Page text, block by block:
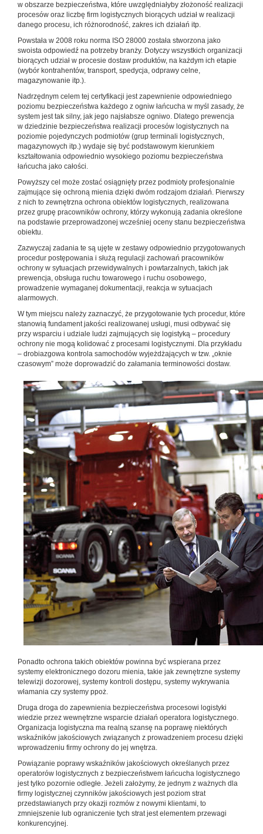
w obszarze bezpieczeństwa, które uwzględniałyby złożoność realizacji
procesów oraz liczbę firm logistycznych biorących udział w realizacji
danego procesu, ich różnorodność, zakres ich działań itp.
Powstała w 2008 roku norma ISO 28000 została stworzona jako
swoista odpowiedź na potrzeby branży. Dotyczy wszystkich organizacji
biorących udział w procesie dostaw produktów, na każdym ich etapie
(wybór kontrahentów, transport, spedycja, odprawy celne,
magazynowanie itp.).
Nadrzędnym celem tej certyfikacji jest zapewnienie odpowiedniego
poziomu bezpieczeństwa każdego z ogniw łańcucha w myśl zasady, że
system jest tak silny, jak jego najsłabsze ogniwo. Dlatego prewencja
w dziedzinie bezpieczeństwa realizacji procesów logistycznych na
poziomie pojedynczych podmiotów (grup terminali logistycznych,
magazynowych itp.) wydaje się być podstawowym kierunkiem
kształtowania odpowiednio wysokiego poziomu bezpieczeństwa
łańcucha jako całości.
Powyższy cel może zostać osiągnięty przez podmioty profesjonalnie
zajmujące się ochroną mienia dzięki dwóm rodzajom działań. Pierwszy
z nich to zewnętrzna ochrona obiektów logistycznych, realizowana
przez grupę pracowników ochrony, którzy wykonują zadania określone
na podstawie przeprowadzonej wcześniej oceny stanu bezpieczeństwa
obiektu.
Zazwyczaj zadania te są ujęte w zestawy odpowiednio przygotowanych
procedur postępowania i służą regulacji zachowań pracowników
ochrony w sytuacjach przewidywalnych i powtarzalnych, takich jak
prewencja, obsługa ruchu towarowego i ruchu osobowego,
prowadzenie wymaganej dokumentacji, reakcja w sytuacjach
alarmowych.
W tym miejscu należy zaznaczyć, że przygotowanie tych procedur, które
stanowią fundament jakości realizowanej usługi, musi odbywać się
przy wsparciu i udziale ludzi zajmujących się logistyką – procedury
ochrony nie mogą kolidować z procesami logistycznymi. Dla przykładu
– drobiazgowa kontrola samochodów wyjeżdżających w tzw. „oknie
czasowym” może doprowadzić do załamania terminowości dostaw.
Ponadto ochrona takich obiektów powinna być wspierana przez
systemy elektronicznego dozoru mienia, takie jak zewnętrzne systemy
telewizji dozorowej, systemy kontroli dostępu, systemy wykrywania
włamania czy systemy ppoż.
Druga droga do zapewnienia bezpieczeństwa procesowi logistyki
wiedzie przez wewnętrzne wsparcie działań operatora logistycznego.
Organizacja logistyczna ma realną szansę na poprawę niektórych
wskaźników jakościowych związanych z prowadzeniem procesu dzięki
wprowadzeniu firmy ochrony do jej wnętrza.
Powiązanie poprawy wskaźników jakościowych określanych przez
operatorów logistycznych z bezpieczeństwem łańcucha logistycznego
jest tylko pozornie odległe. Jeżeli założymy, że jednym z ważnych dla
firmy logistycznej czynników jakościowych jest poziom strat
przedstawianych przy okazji rozmów z nowymi klientami, to
zmniejszenie lub ograniczenie tych strat jest elementem przewagi
konkurencyjnej.